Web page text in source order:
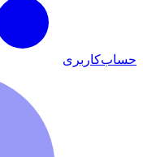
حساب‌کاربری